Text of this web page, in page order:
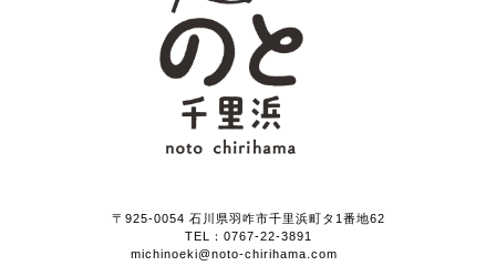
〒925-0054 石川県羽咋市千里浜町タ1番地62
TEL： 0767-22-3891
michinoeki@noto-chirihama.com